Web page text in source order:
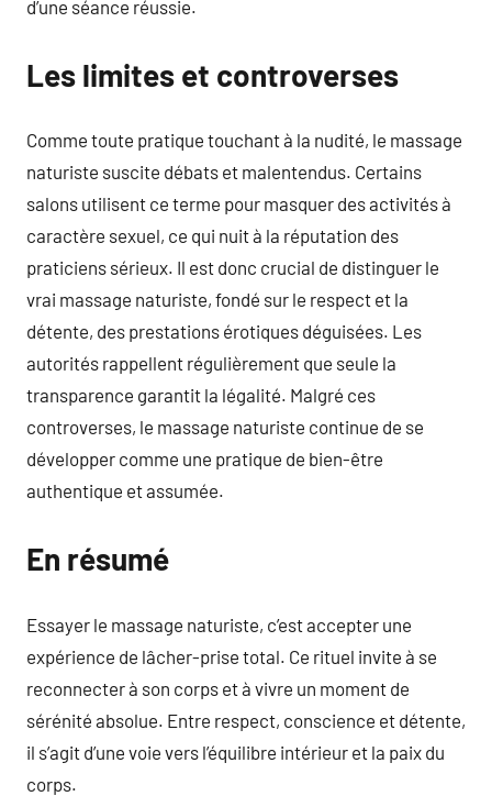
d’une séance réussie.
Les limites et controverses
Comme toute pratique touchant à la nudité, le massage
naturiste suscite débats et malentendus. Certains
salons utilisent ce terme pour masquer des activités à
caractère sexuel, ce qui nuit à la réputation des
praticiens sérieux. Il est donc crucial de distinguer le
vrai massage naturiste, fondé sur le respect et la
détente, des prestations érotiques déguisées. Les
autorités rappellent régulièrement que seule la
transparence garantit la légalité. Malgré ces
controverses, le massage naturiste continue de se
développer comme une pratique de bien-être
authentique et assumée.
En résumé
Essayer le massage naturiste, c’est accepter une
expérience de lâcher-prise total. Ce rituel invite à se
reconnecter à son corps et à vivre un moment de
sérénité absolue. Entre respect, conscience et détente,
il s’agit d’une voie vers l’équilibre intérieur et la paix du
corps.